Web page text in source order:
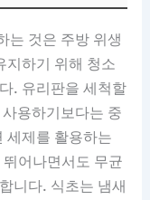
는 것은 주방 위생
지하기 위해 청소
. 유리판을 세척할
용하기보다는 중
세제를 활용하는
어나면서도 무균
니다. 식초는 냄새